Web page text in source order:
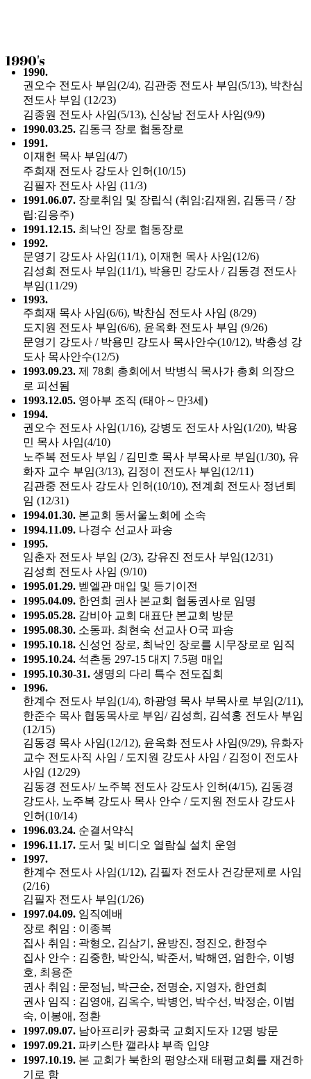
1990's
1990.
권오수 전도사 부임(2/4), 김관중 전도사 부임(5/13), 박찬심
전도사 부임 (12/23)
김종원 전도사 사임(5/13), 신상남 전도사 사임(9/9)
1990.03.25. 김동극 장로 협동장로
1991.
이재헌 목사 부임(4/7)
주희재 전도사 강도사 인허(10/15)
김필자 전도사 사임 (11/3)
1991.06.07. 장로취임 및 장립식 (취임:김재원, 김동극 / 장
립:김응주)
1991.12.15. 최낙인 장로 협동장로
1992.
문영기 강도사 사임(11/1), 이재헌 목사 사임(12/6)
김성희 전도사 부임(11/1), 박용민 강도사 / 김동경 전도사
부임(11/29)
1993.
주희재 목사 사임(6/6), 박찬심 전도사 사임 (8/29)
도지원 전도사 부임(6/6), 윤옥화 전도사 부임 (9/26)
문영기 강도사 / 박용민 강도사 목사안수(10/12), 박충성 강
도사 목사안수(12/5)
1993.09.23. 제 78회 총회에서 박병식 목사가 총회 의장으
로 피선됨
1993.12.05. 영아부 조직 (태아～만3세)
1994.
권오수 전도사 사임(1/16), 강병도 전도사 사임(1/20), 박용
민 목사 사임(4/10)
노주복 전도사 부임 / 김민호 목사 부목사로 부임(1/30), 유
화자 교수 부임(3/13), 김정이 전도사 부임(12/11)
김관중 전도사 강도사 인허(10/10), 전계희 전도사 정년퇴
임 (12/31)
1994.01.30. 본교회 동서울노회에 소속
1994.11.09. 나경수 선교사 파송
1995.
임춘자 전도사 부임 (2/3), 강유진 전도사 부임(12/31)
김성희 전도사 사임 (9/10)
1995.01.29. 벧엘관 매입 및 등기이전
1995.04.09. 한연희 권사 본교회 협동권사로 임명
1995.05.28. 감비아 교회 대표단 본교회 방문
1995.08.30. 소동파. 최현숙 선교사 O국 파송
1995.10.18. 신성언 장로, 최낙인 장로를 시무장로로 임직
1995.10.24. 석촌동 297-15 대지 7.5평 매입
1995.10.30-31. 생명의 다리 특수 전도집회
1996.
한계수 전도사 부임(1/4), 하광영 목사 부목사로 부임(2/11),
한준수 목사 협동목사로 부임/ 김성희, 김석홍 전도사 부임
(12/15)
김동경 목사 사임(12/12), 윤옥화 전도사 사임(9/29), 유화자
교수 전도사직 사임 / 도지원 강도사 사임 / 김정이 전도사
사임 (12/29)
김동경 전도사/ 노주복 전도사 강도사 인허(4/15), 김동경
강도사, 노주복 강도사 목사 안수 / 도지원 전도사 강도사
인허(10/14)
1996.03.24. 순결서약식
1996.11.17. 도서 및 비디오 열람실 설치 운영
1997.
한계수 전도사 사임(1/12), 김필자 전도사 건강문제로 사임
(2/16)
김필자 전도사 부임(1/26)
1997.04.09. 임직예배
장로 취임 : 이종복
집사 취임 : 곽형오, 김삼기, 윤방진, 정진오, 한정수
집사 안수 : 김중한, 박안식, 박준서, 박해연, 엄한수, 이병
호, 최용준
권사 취임 : 문정님, 박근순, 전명순, 지영자, 한연희
권사 임직 : 김영애, 김옥수, 박병언, 박수선, 박정순, 이범
숙, 이봉애, 정환
1997.09.07. 남아프리카 공화국 교회지도자 12명 방문
1997.09.21. 파키스탄 깰라샤 부족 입양
1997.10.19. 본 교회가 북한의 평양소재 태평교회를 재건하
기로 함